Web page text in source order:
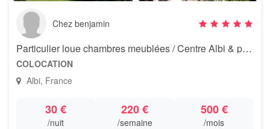
Chez benjamin
Particulier loue chambres meublées / Centre Albi & proche de tout
COLOCATION
Albi, France
30 €
/nuit
220 €
/semaine
500 €
/mois